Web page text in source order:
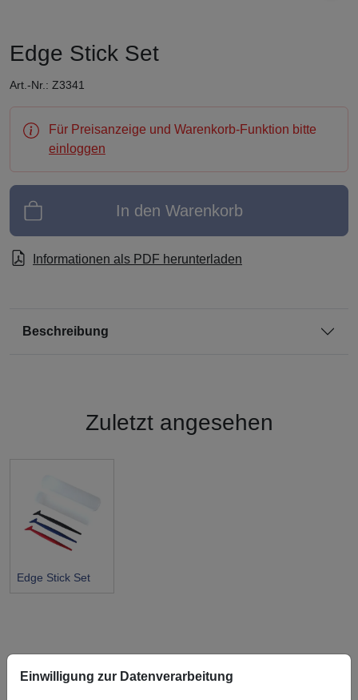
Edge Stick Set
Art.-Nr.: Z3341
Für Preisanzeige und Warenkorb-Funktion bitte
einloggen
In den Warenkorb
Informationen als PDF herunterladen
Beschreibung
Zuletzt angesehen
Edge Stick Set
Symbol
Vorteil
Ihre Vorteile bei uns
Einwilligung zur Datenverarbeitung